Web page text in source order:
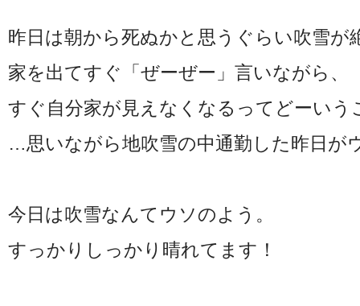
昨日は朝から死ぬかと思うぐらい吹雪が
家を出てすぐ「ぜーぜー」言いながら、
すぐ自分家が見えなくなるってどーいう
…思いながら地吹雪の中通勤した昨日が
今日は吹雪なんてウソのよう。
すっかりしっかり晴れてます！